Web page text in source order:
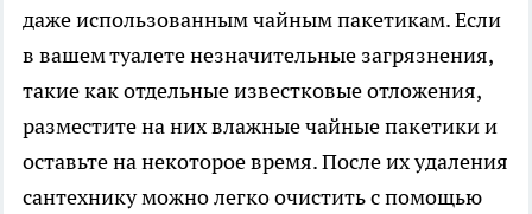
даже использованным чайным пакетикам. Если
в вашем туалете незначительные загрязнения,
такие как отдельные известковые отложения,
разместите на них влажные чайные пакетики и
оставьте на некоторое время. После их удаления
сантехнику можно легко очистить с помощью